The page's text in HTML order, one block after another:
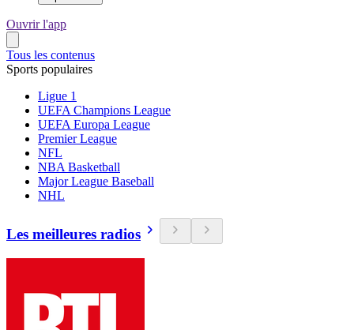
Ouvrir l'app
Tous les contenus
Sports populaires
Ligue 1
UEFA Champions League
UEFA Europa League
Premier League
NFL
NBA Basketball
Major League Baseball
NHL
Les meilleures radios